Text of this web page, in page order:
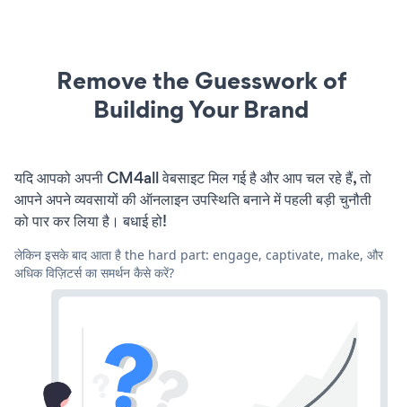
Remove the Guesswork of
Building Your Brand
यदि आपको अपनी CM4all वेबसाइट मिल गई है और आप चल रहे हैं, तो
आपने अपने व्यवसायों की ऑनलाइन उपस्थिति बनाने में पहली बड़ी चुनौती
को पार कर लिया है। बधाई हो!
लेकिन इसके बाद आता है the hard part: engage, captivate, make, और
अधिक विज़िटर्स का समर्थन कैसे करें?